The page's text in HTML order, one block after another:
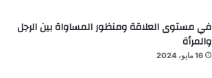
في مستوى العلاقة ومنظور المساواة بين الرجل
والمرأة
16 مايو، 2024